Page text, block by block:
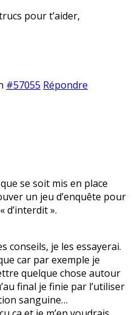
pour t’aider,
#57055 Répondre
se soit mis en place
un jeu d’enquête pour
d’interdit ».
conseils, je les essayerai.
car par exemple je
quelque chose autour
final je finie par l’utiliser
sanguine…